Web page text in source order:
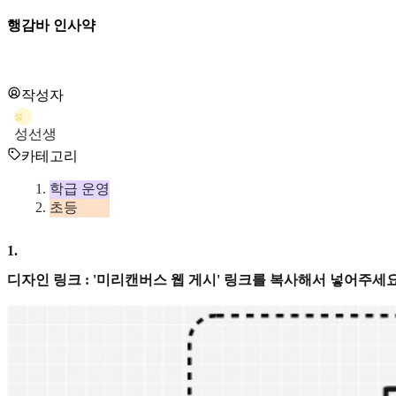
행감바 인사약
작성자
성
성선생
카테고리
학급 운영
초등
1.
디자인 링크 : '미리캔버스 웹 게시' 링크를 복사해서 넣어주세